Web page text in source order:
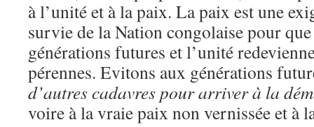
à l’unité et à la paix. La paix est une
survie de la Nation congolaise pour
générations futures et l’unité
pérennes. Evitons aux générations
d’autres cadavres pour arriver à la
voire à la vraie paix non vernissée et à